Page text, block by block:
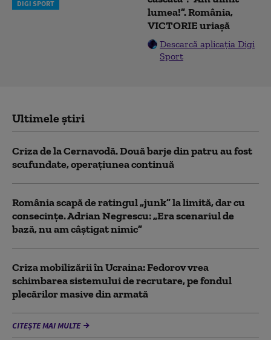
DIGI SPORT
lumea!”. România,
VICTORIE uriașă
Descarcă aplicația Digi
Sport
Ultimele știri
Criza de la Cernavodă. Două barje din patru au fost
scufundate, operațiunea continuă
România scapă de ratingul „junk” la limită, dar cu
consecinţe. Adrian Negrescu: „Era scenariul de
bază, nu am câștigat nimic”
Criza mobilizării în Ucraina: Fedorov vrea
schimbarea sistemului de recrutare, pe fondul
plecărilor masive din armată
CITEȘTE MAI MULTE